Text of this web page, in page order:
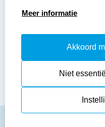
Productinformatie:
Instructiepagina
Safety Sheets
Sitemap
Meer informatie
Akkoord
Niet